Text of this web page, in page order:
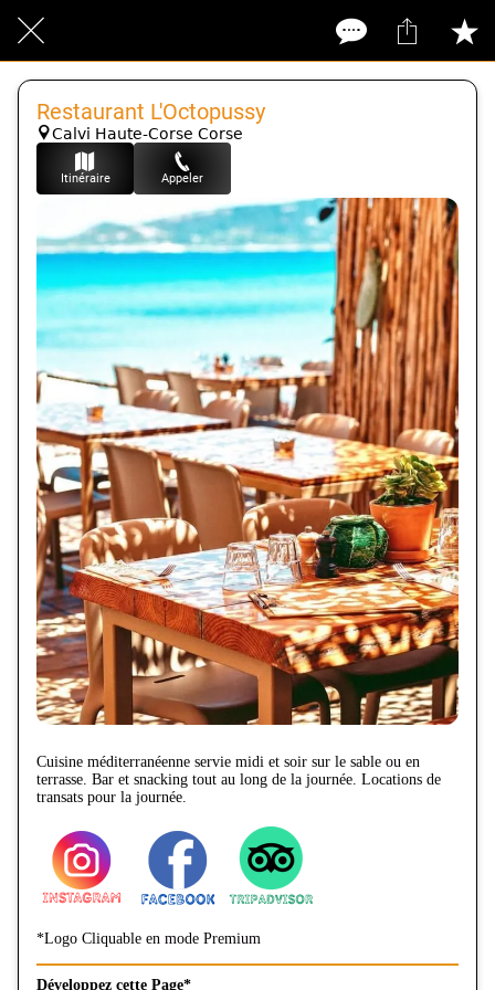
Restaurant L'Octopussy
Calvi Haute-Corse Corse
Itinéraire Appeler
Cuisine méditerranéenne servie midi et soir sur le sable ou en
terrasse. Bar et snacking tout au long de la journée. Locations de
transats pour la journée.
*Logo Cliquable en mode Premium
Développez cette Page*